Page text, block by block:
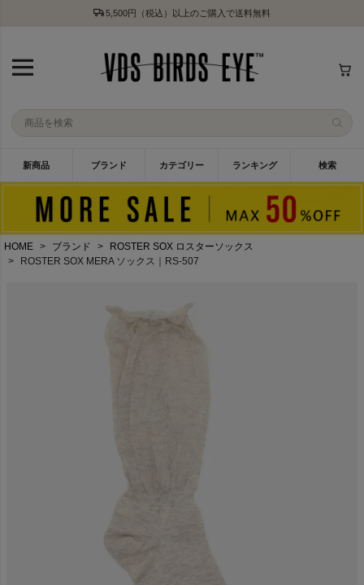
5,500円（税込）以上のご購入で送料無料
新商品 ブランド カテゴリー ランキング 検索
HOME ブランド
ROSTER SOX ロスターソックス
ROSTER SOX MERA ソックス｜RS-507